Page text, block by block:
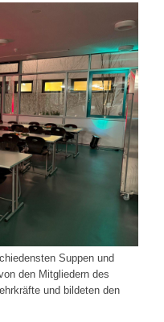
Suppen und
den Mitgliedern des
und bildeten den